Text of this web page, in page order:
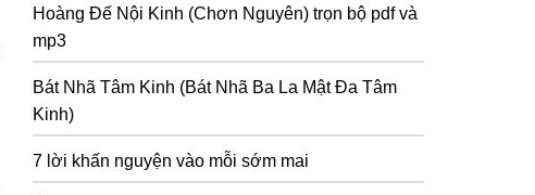
Hoàng Đế Nội Kinh (Chơn Nguyên) trọn bộ pdf và
mp3
Bát Nhã Tâm Kinh (Bát Nhã Ba La Mật Đa Tâm
Kinh)
7 lời khấn nguyện vào mỗi sớm mai